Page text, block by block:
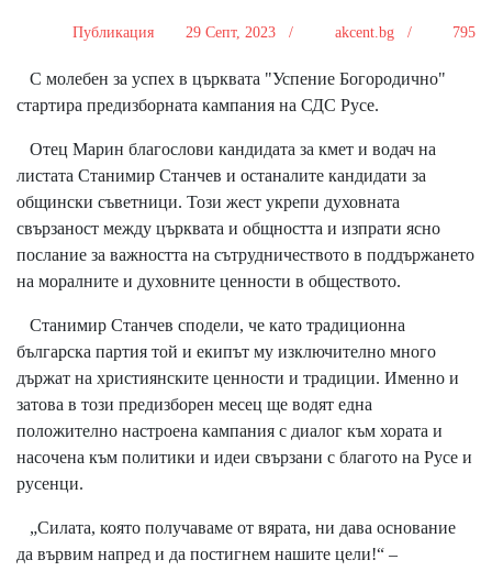
Публикация 29 Септ, 2023 / akcent.bg / 795
С молебен за успех в църквата "Успение Богородично"
стартира предизборната кампания на СДС Русе.
Отец Марин благослови кандидата за кмет и водач на
листата Станимир Станчев и останалите кандидати за
общински съветници. Този жест укрепи духовната
свързаност между църквата и общността и изпрати ясно
послание за важността на сътрудничеството в поддържането
на моралните и духовните ценности в обществото.
Станимир Станчев сподели, че като традиционна
българска партия той и екипът му изключително много
държат на християнските ценности и традиции. Именно и
затова в този предизборен месец ще водят една
положително настроена кампания с диалог към хората и
насочена към политики и идеи свързани с благото на Русе и
русенци.
„Силата, която получаваме от вярата, ни дава основание
да вървим напред и да постигнем нашите цели!“ –